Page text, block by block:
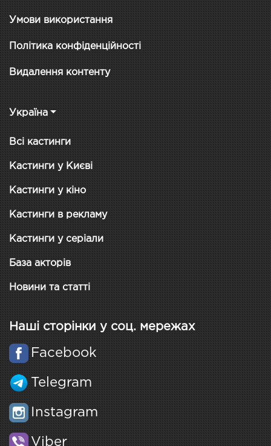
Умови використання
Політика конфіденційності
Видалення контенту
Україна
Всі кастинги
Кастинги у Києві
Кастинги у кіно
Кастинги в рекламу
Кастинги у серіали
База акторів
Новини та статті
Наші сторінки у соц. мережах
Facebook
Telegram
Instagram
Viber